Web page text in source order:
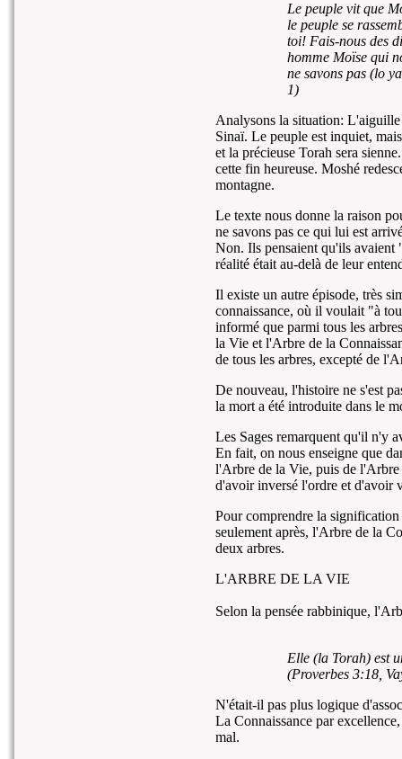
Le peuple vit que
le peuple se
toi! Fais-nous des
homme Moïse qui
ne savons pas (lo
1)
Analysons la situation:
Sinaï. Le peuple est inquiet,
et la précieuse Torah sera
cette fin heureuse. Moshé
montagne.
Le texte nous donne la raison
ne savons pas ce qui lui est
Non. Ils pensaient qu'ils
réalité était au-delà de leur
Il existe un autre épisode, très
connaissance, où il voulait "à
informé que parmi tous les
la Vie et l'Arbre de la
de tous les arbres, excepté de
De nouveau, l'histoire ne s'est
la mort a été introduite dans le
Les Sages remarquent qu'il n'y
En fait, on nous enseigne que
l'Arbre de la Vie, puis de l'Arbre
d'avoir inversé l'ordre et d'avoir
Pour comprendre la
seulement après, l'Arbre de la
deux arbres.
L'ARBRE DE LA VIE
Selon la pensée rabbinique,
Elle (la Torah) est
(Proverbes 3:18,
N'était-il pas plus logique
La Connaissance par
mal.